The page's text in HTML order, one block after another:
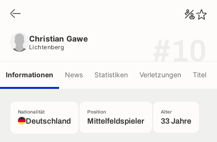
Christian Gawe
Lichtenberg
Informationen News Statistiken Verletzungen Titel
Nationalität
Deutschland
Position
Mittelfeldspieler
Alter
33 Jahre